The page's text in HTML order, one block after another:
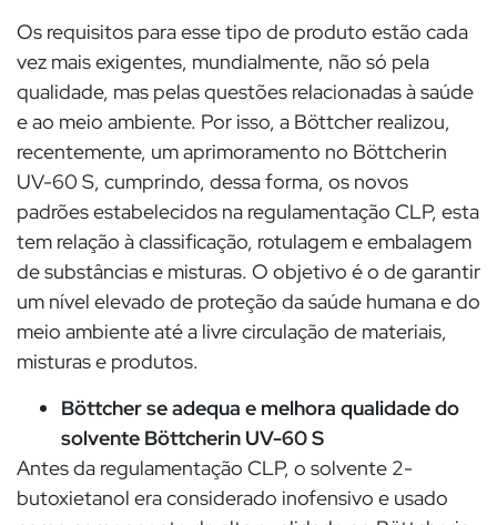
Os requisitos para esse tipo de produto estão cada
vez mais exigentes, mundialmente, não só pela
qualidade, mas pelas questões relacionadas à saúde
e ao meio ambiente. Por isso, a Böttcher realizou,
recentemente, um aprimoramento no Böttcherin
UV-60 S, cumprindo, dessa forma, os novos
padrões estabelecidos na regulamentação CLP, esta
tem relação à classificação, rotulagem e embalagem
de substâncias e misturas. O objetivo é o de garantir
um nível elevado de proteção da saúde humana e do
meio ambiente até a livre circulação de materiais,
misturas e produtos.
Böttcher se adequa e melhora qualidade do
solvente Böttcherin UV-60 S
Antes da regulamentação CLP, o solvente 2-
butoxietanol era considerado inofensivo e usado